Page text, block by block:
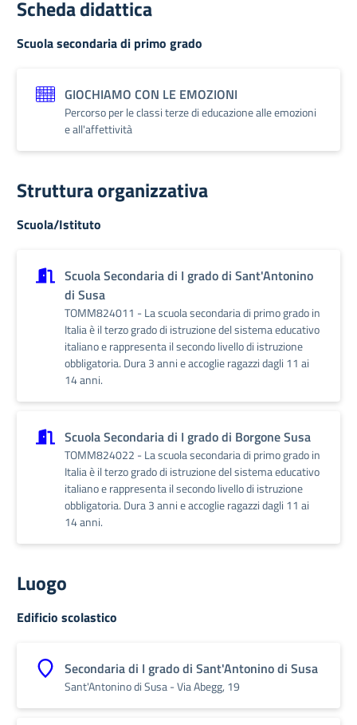
Scheda didattica
Scuola secondaria di primo grado
GIOCHIAMO CON LE EMOZIONI
Percorso per le classi terze di educazione alle emozioni
e all'affettività
Struttura organizzativa
Scuola/Istituto
Scuola Secondaria di I grado di Sant'Antonino
di Susa
TOMM824011 - La scuola secondaria di primo grado in
Italia è il terzo grado di istruzione del sistema educativo
italiano e rappresenta il secondo livello di istruzione
obbligatoria. Dura 3 anni e accoglie ragazzi dagli 11 ai
14 anni.
Scuola Secondaria di I grado di Borgone Susa
TOMM824022 - La scuola secondaria di primo grado in
Italia è il terzo grado di istruzione del sistema educativo
italiano e rappresenta il secondo livello di istruzione
obbligatoria. Dura 3 anni e accoglie ragazzi dagli 11 ai
14 anni.
Luogo
Edificio scolastico
Secondaria di I grado di Sant'Antonino di Susa
Sant'Antonino di Susa - Via Abegg, 19